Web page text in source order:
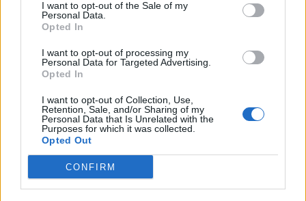
I want to opt-out of the Sale of my
Personal Data.
Opted In
I want to opt-out of processing my
Personal Data for Targeted Advertising.
Opted In
I want to opt-out of Collection, Use,
Retention, Sale, and/or Sharing of my
Personal Data that Is Unrelated with the
Purposes for which it was collected.
Opted Out
CONFIRM
Mondiale dell’Obesità, la World Obesity
entro il 2035, più della metà della
popolazione mondiale potrebbe rientrare
nella categoria degli obesi o dei
sovrappeso, con le fasce più giovani
particolarmente a rischio. La federazione
ha previsto un raddoppio dei tassi di
obesità sia tra i ragazzi, che potrebbero